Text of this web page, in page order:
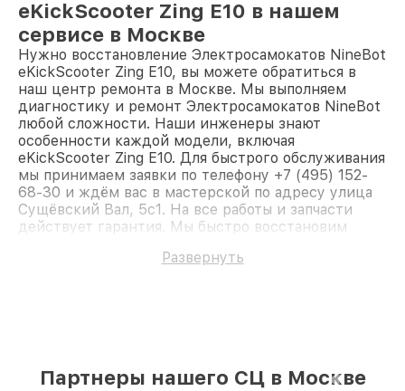
eKickScooter Zing E10 в нашем
сервисе в Москве
Нужно восстановление Электросамокатов NineBot
eKickScooter Zing E10, вы можете обратиться в
наш центр ремонта в Москве. Мы выполняем
диагностику и ремонт Электросамокатов NineBot
любой сложности. Наши инженеры знают
особенности каждой модели, включая
eKickScooter Zing E10. Для быстрого обслуживания
мы принимаем заявки по телефону +7 (495) 152-
68-30 и ждём вас в мастерской по адресу улица
Сущёвский Вал, 5с1. На все работы и запчасти
действует гарантия. Мы быстро восстановим
Развернуть
Партнеры нашего СЦ в Москве